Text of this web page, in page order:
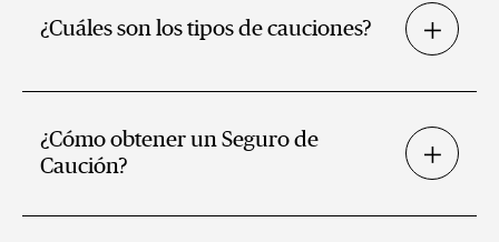
¿Cuáles son los tipos de cauciones?
¿Cómo obtener un Seguro de
Caución?